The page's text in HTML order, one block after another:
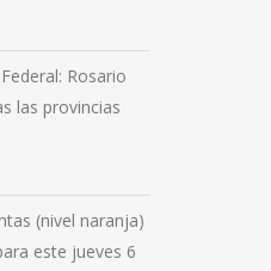
Rosario
las provincias
(nivel naranja)
este jueves 6